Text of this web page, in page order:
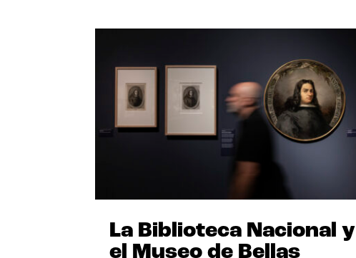
La Biblioteca Nacional y
el Museo de Bellas